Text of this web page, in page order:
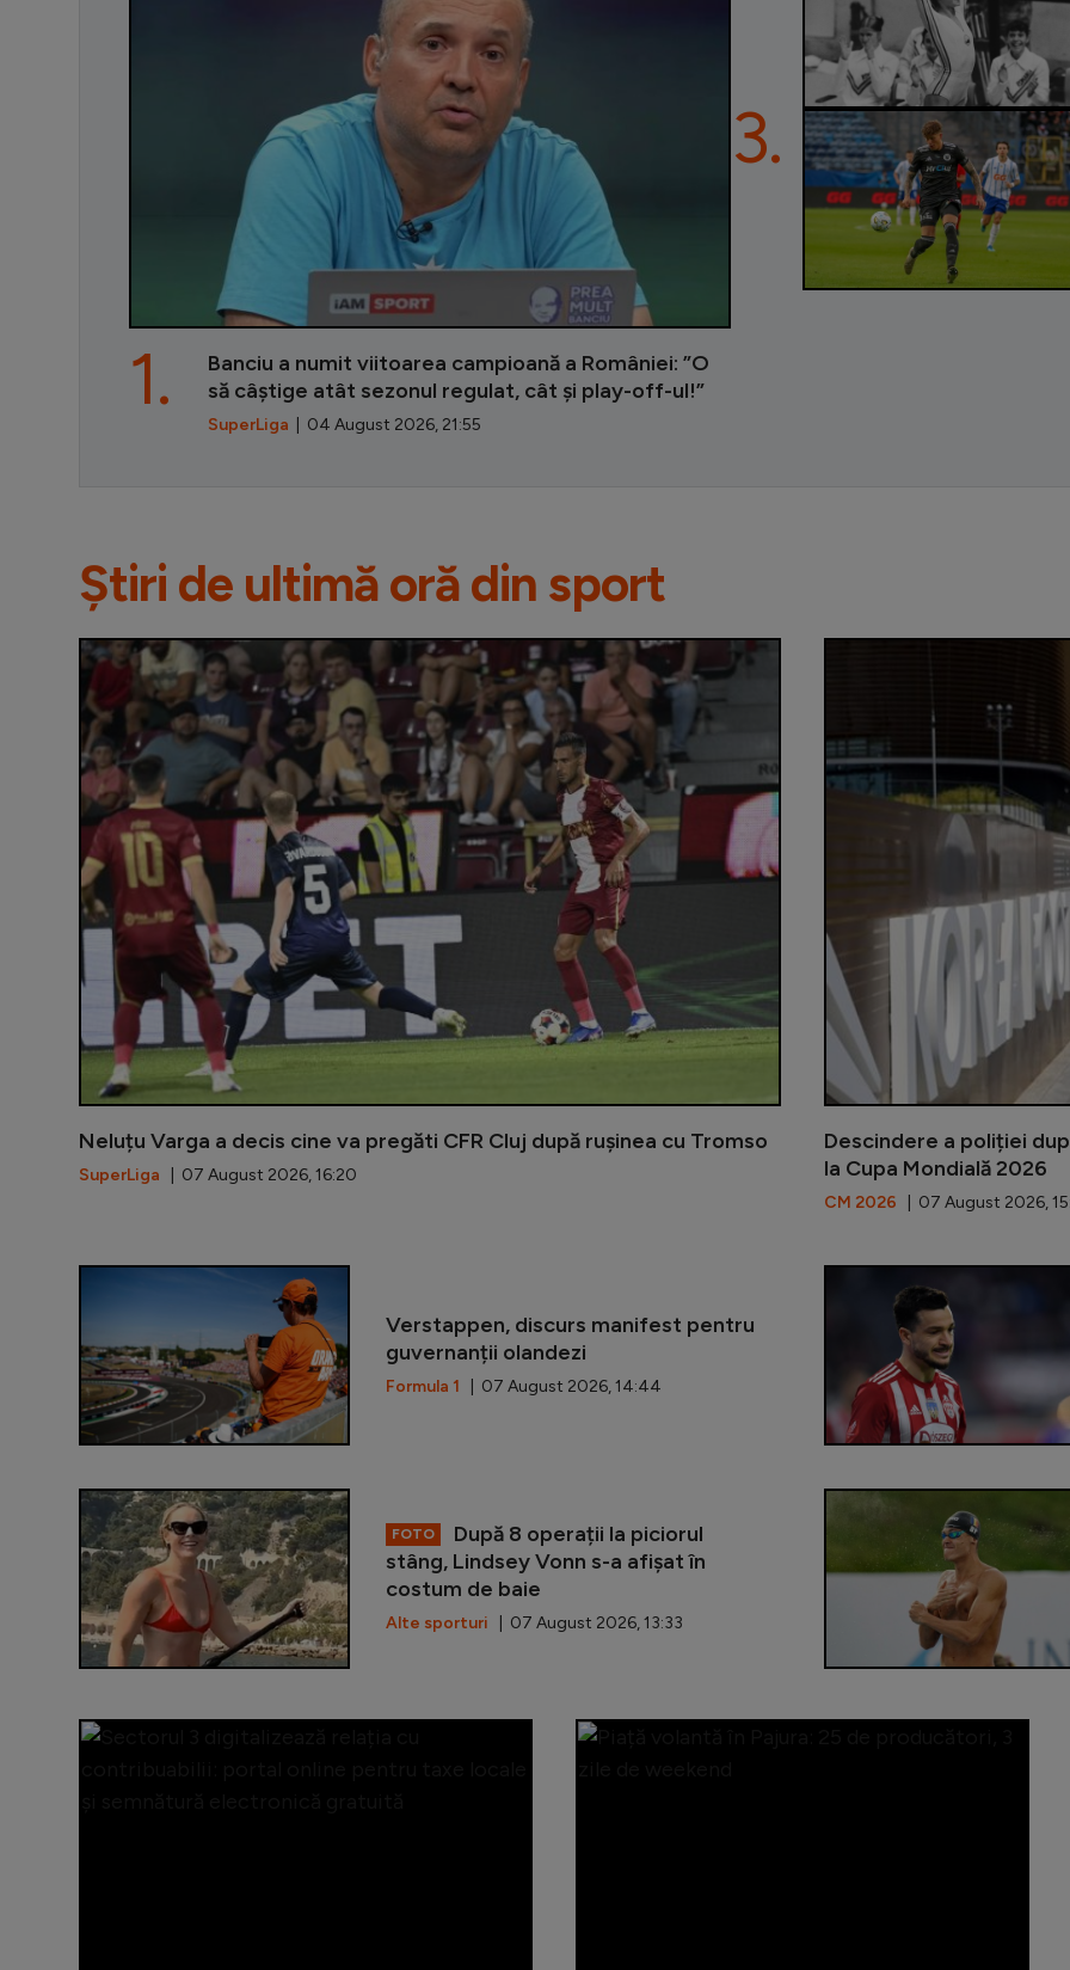
Banciu a numit viitoarea campioană a României: ”O
să câștige atât sezonul regulat, cât și play-off-ul!”
SuperLiga | 04 August 2026, 21:55
1.
3.
Știri de ultimă oră din sport
Neluțu Varga a decis cine va pregăti CFR Cluj după rușinea cu Tromso
SuperLiga | 07 August 2026, 16:20
Descindere a poliției
la Cupa Mondială 2026
CM 2026 | 07 August 2026,
Verstappen, discurs manifest pentru
guvernanții olandezi
Formula 1 | 07 August 2026, 14:44
FOTO
După 8 operații la piciorul
stâng, Lindsey Vonn s-a afișat în
costum de baie
Alte sporturi | 07 August 2026, 13:33